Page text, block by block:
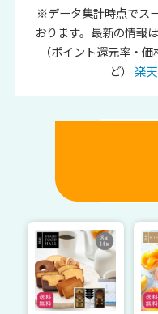
※データ集計時点でス
おります。最新の情報
（ポイント還元率・
ど） 楽